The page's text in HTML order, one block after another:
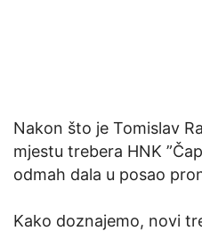
Nakon što je Tomislav
mjestu trebera HNK
odmah dala u posao
Kako doznajemo, novi